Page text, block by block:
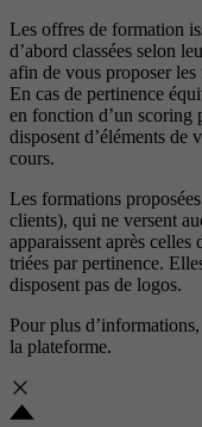
Les offres de formation
d’abord classées selon
afin de vous proposer les
En cas de pertinence
en fonction d’un scoring
disposent d’éléments de
cours.
Les formations
clients), qui ne versent
apparaissent après celles
triées par pertinence.
disposent pas de logos.
Pour plus
la plateforme.